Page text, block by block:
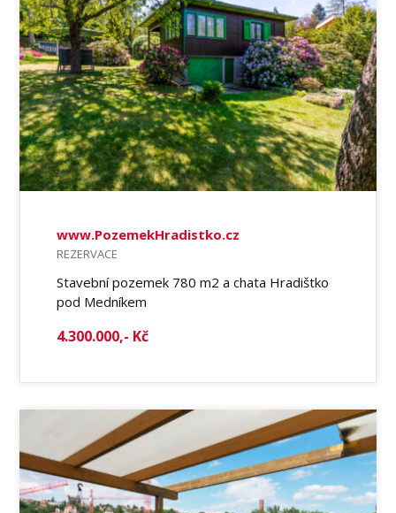
www.PozemekHradistko.cz
REZERVACE
Stavební pozemek 780 m2 a chata Hradištko
pod Medníkem
4.300.000,- Kč